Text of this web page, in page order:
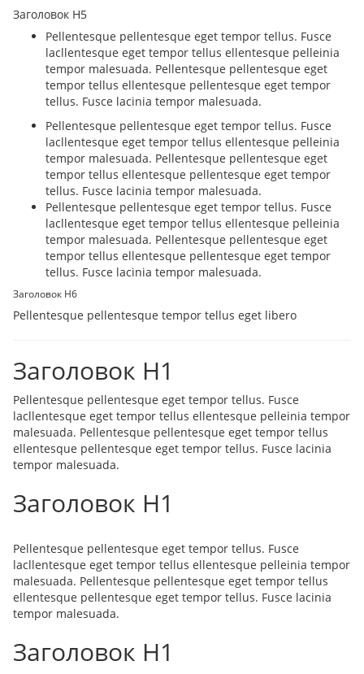
Заголовок H5
Pellentesque pellentesque eget tempor tellus. Fusce
lacllentesque eget tempor tellus ellentesque pelleinia
tempor malesuada. Pellentesque pellentesque eget
tempor tellus ellentesque pellentesque eget tempor
tellus. Fusce lacinia tempor malesuada.
Pellentesque pellentesque eget tempor tellus. Fusce
lacllentesque eget tempor tellus ellentesque pelleinia
tempor malesuada. Pellentesque pellentesque eget
tempor tellus ellentesque pellentesque eget tempor
tellus. Fusce lacinia tempor malesuada.
Pellentesque pellentesque eget tempor tellus. Fusce
lacllentesque eget tempor tellus ellentesque pelleinia
tempor malesuada. Pellentesque pellentesque eget
tempor tellus ellentesque pellentesque eget tempor
tellus. Fusce lacinia tempor malesuada.
Заголовок H6
Pellentesque pellentesque tempor tellus eget libero
Заголовок H1
Pellentesque pellentesque eget tempor tellus. Fusce
lacllentesque eget tempor tellus ellentesque pelleinia tempor
malesuada. Pellentesque pellentesque eget tempor tellus
ellentesque pellentesque eget tempor tellus. Fusce lacinia
tempor malesuada.
Заголовок H1
Pellentesque pellentesque eget tempor tellus. Fusce
lacllentesque eget tempor tellus ellentesque pelleinia tempor
malesuada. Pellentesque pellentesque eget tempor tellus
ellentesque pellentesque eget tempor tellus. Fusce lacinia
tempor malesuada.
Заголовок H1